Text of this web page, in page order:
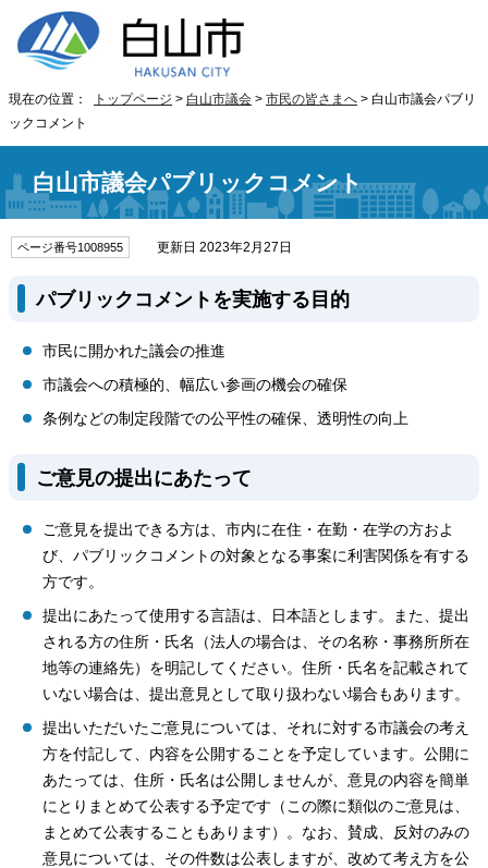
現在の位置： トップページ > 白山市議会 > 市民の皆さまへ > 白山市議会パブリ
ックコメント
白山市議会パブリックコメント
ページ番号1008955 更新日 2023年2月27日
パブリックコメントを実施する目的
市民に開かれた議会の推進
市議会への積極的、幅広い参画の機会の確保
条例などの制定段階での公平性の確保、透明性の向上
ご意見の提出にあたって
ご意見を提出できる方は、市内に在住・在勤・在学の方およ
び、パブリックコメントの対象となる事案に利害関係を有する
方です。
提出にあたって使用する言語は、日本語とします。また、提出
される方の住所・氏名（法人の場合は、その名称・事務所所在
地等の連絡先）を明記してください。住所・氏名を記載されて
いない場合は、提出意見として取り扱わない場合もあります。
提出いただいたご意見については、それに対する市議会の考え
方を付記して、内容を公開することを予定しています。公開に
あたっては、住所・氏名は公開しませんが、意見の内容を簡単
にとりまとめて公表する予定です（この際に類似のご意見は、
まとめて公表することもあります）。なお、賛成、反対のみの
意見については、その件数は公表しますが、改めて考え方を公